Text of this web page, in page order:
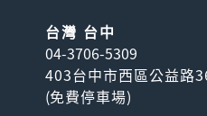
台灣 台中
04-3706-5309
403台中市西區公益路
(免費停車場)